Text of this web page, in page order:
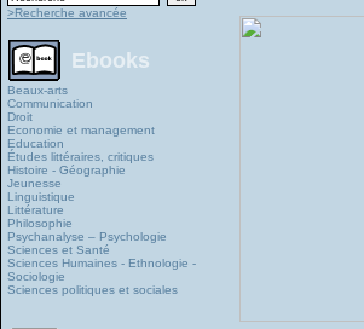
>Recherche avancée
Ebooks
Beaux-arts
Communication
Droit
Economie et management
Education
Études littéraires, critiques
Histoire - Géographie
Jeunesse
Linguistique
Littérature
Philosophie
Psychanalyse – Psychologie
Sciences et Santé
Sciences Humaines - Ethnologie -
Sociologie
Sciences politiques et sociales